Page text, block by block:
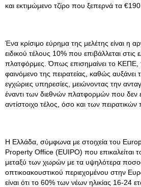
και εκτιμώμενο τζίρο που ξεπερνά τα €190
Ένα κρίσιμο εύρημα της μελέτης είναι η
ειδικού τέλους 10% που επιβάλλεται στις
πλατφόρμες. Όπως επισημαίνει το ΚΕΠΕ,
φαινόμενο της πειρατείας, καθώς αυξάνει
εγχώριες υπηρεσίες, μειώνοντας την
έναντι των διεθνών πλατφορμών που δεν
αντίστοιχο τέλος, όσο και των πειρατικών
Η Ελλάδα, σύμφωνα με στοιχεία του
Property Office (EUIPO) που επικαλείται
μεταξύ των χωρών με τα υψηλότερα
οπτικοακουστικού περιεχομένου στην
είναι ότι το 60% των νέων ηλικίας 16-24